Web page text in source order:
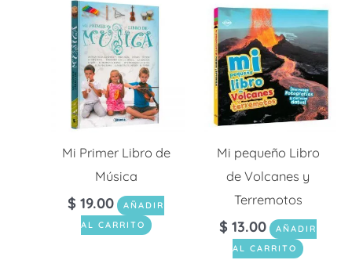
Mi Primer Libro de
Música
$ 19.00
AÑADIR
AL CARRITO
Mi pequeño Libro
de Volcanes y
Terremotos
$ 13.00
AÑADIR
AL CARRITO